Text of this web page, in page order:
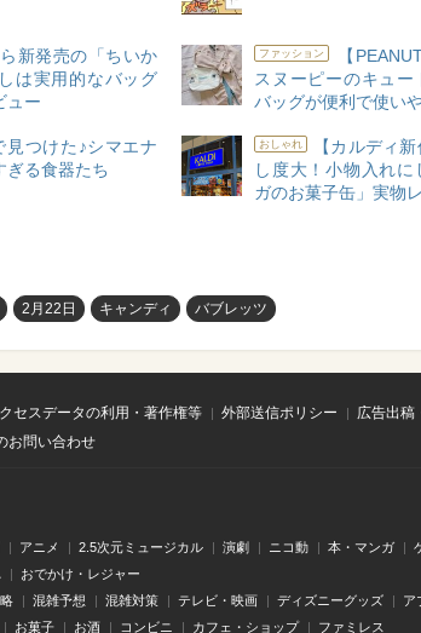
新発売の「ちいか
は実用的なバッグ
ュー
ファッション
【
スヌーピーのキュー
バッグが便利で使い
見つけた♪シマエナ
ぎる食器たち
おしゃれ
【カルディ
し度大！小物入れ
ガのお菓子缶」実物
2月22日 キャンディ バブレッツ
セスデータの利用・著作権等 外部送信ポリシー
広告出稿
お問い合わせ
アニメ 2.5次元ミュージカル 演劇 ニコ動 本・マンガ
おでかけ・レジャー
混雑予想 混雑対策 テレビ・映画 ディズニーグッズ ア
お菓子 お酒 コンビニ カフェ・ショップ ファミレス